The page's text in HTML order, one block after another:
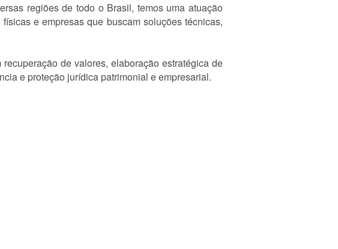
regiões de todo o Brasil, temos uma atuação
e empresas que buscam soluções técnicas,
de valores, elaboração estratégica de
e proteção jurídica patrimonial e empresarial.